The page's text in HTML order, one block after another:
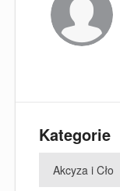
Kategorie
Akcyza i Cło